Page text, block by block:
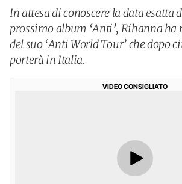
In attesa di conoscere la data esatta
prossimo album ‘Anti’, Rihanna ha
del suo ‘Anti World Tour’ che dopo
porterà in Italia.
VIDEO CONSIGLIATO